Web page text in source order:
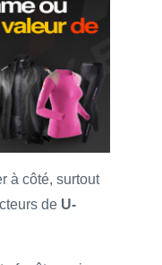
à côté, surtout
de U-